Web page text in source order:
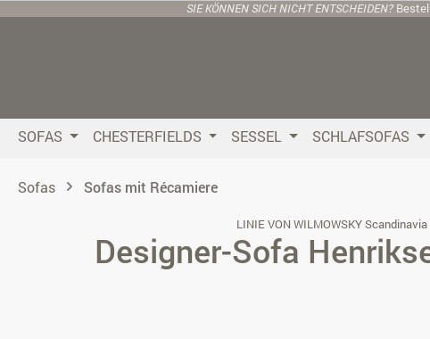
Hauptinhalt springen
Zur Suche springen
Zur Hauptnavigation springen
SIE KÖNNEN SICH NICHT ENTSCHEIDEN?
SOFAS CHESTERFIELDS SESSEL SCHLAFSOFAS
Sofas Sofas mit Récamiere
LINIE VON WILMOWSKY Scandinavia
Designer-Sofa